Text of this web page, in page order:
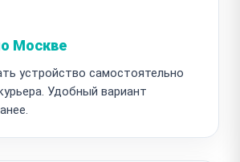
Москве
устройство самостоятельно
Удобный вариант